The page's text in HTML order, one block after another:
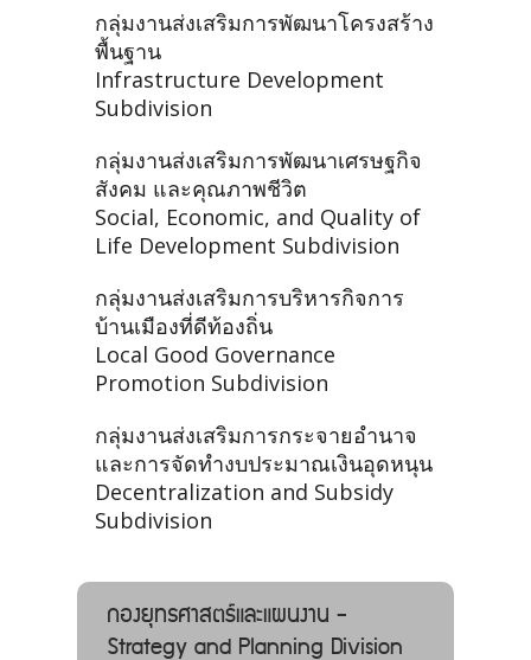
กลุ่มงานส่งเสริมการพัฒนาโครงสร้าง
พื้นฐาน
Infrastructure Development
Subdivision
กลุ่มงานส่งเสริมการพัฒนาเศรษฐกิจ
สังคม และคุณภาพชีวิต
Social, Economic, and Quality of
Life Development Subdivision
กลุ่มงานส่งเสริมการบริหารกิจการ
บ้านเมืองที่ดีท้องถิ่น
Local Good Governance
Promotion Subdivision
กลุ่มงานส่งเสริมการกระจายอำนาจ
และการจัดทำงบประมาณเงินอุดหนุน
Decentralization and Subsidy
Subdivision
กองยุทธศาสตร์และแผนงาน -
Strategy and Planning Division